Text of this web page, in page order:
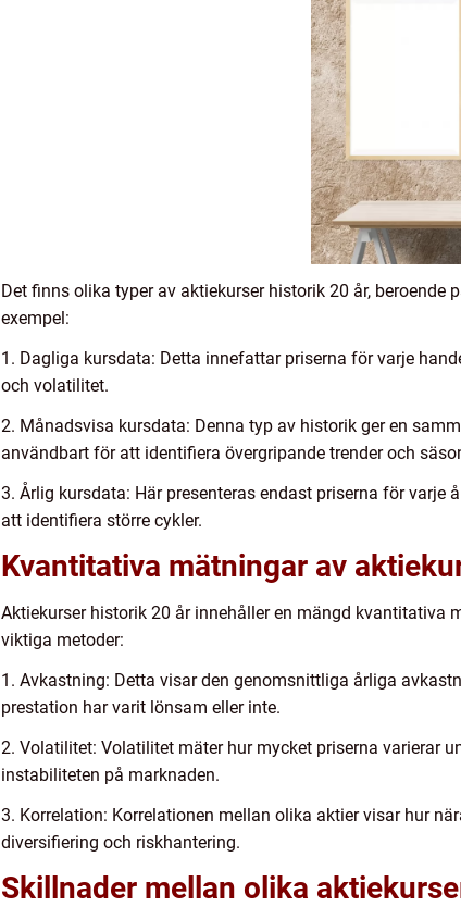
Det finns olika typer av aktiekurser historik 20 år,
exempel:
1. Dagliga kursdata: Detta innefattar priserna för varje
och volatilitet.
2. Månadsvisa kursdata: Denna typ av historik ger en
användbart för att identifiera övergripande trender och
3. Årlig kursdata: Här presenteras endast priserna för varje
att identifiera större cykler.
Kvantitativa mätningar av
Aktiekurser historik 20 år innehåller en mängd kvantitativa
viktiga metoder:
1. Avkastning: Detta visar den genomsnittliga årliga
prestation har varit lönsam eller inte.
2. Volatilitet: Volatilitet mäter hur mycket priserna varierar
instabiliteten på marknaden.
3. Korrelation: Korrelationen mellan olika aktier visar hur
diversifiering och riskhantering.
Skillnader mellan olika